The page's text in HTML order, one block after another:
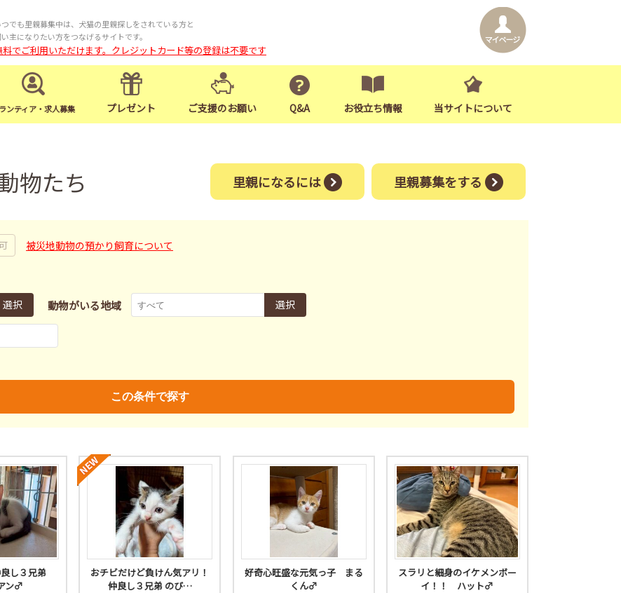
つでも里親募集中は、犬猫の里親探しをされている方と
主になりたい方をつなげるサイトです。
料でご利用いただけます。クレジットカード等の登録は不要です
ンティア・求人募集 プレゼント ご支援のお願い Q&A お役立ち情報 当サイトについて
物たち 里親募集をする
里親になるには
被災地動物の預かり飼育について
選択 動物がいる地域 選択
この条件で探す
し３兄弟
ン♂
おチビだけど負けん気アリ！
仲良し３兄弟 のび…
好奇心旺盛な元気っ子 まる
くん♂
スラリと細身のイケメンボー
イ！！ ハット♂